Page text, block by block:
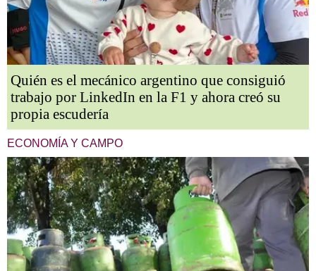
Quién es el mecánico argentino que consiguió
trabajo por LinkedIn en la F1 y ahora creó su
propia escudería
ECONOMÍA Y CAMPO